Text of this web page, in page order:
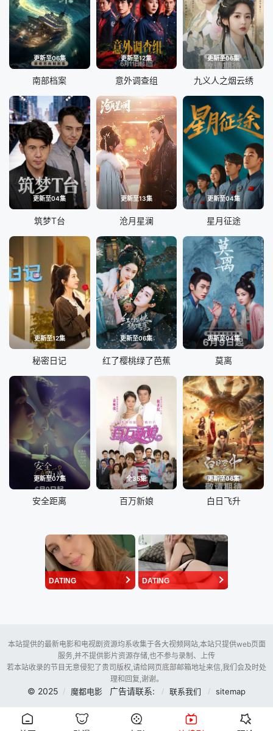
更新至06集
南部档案
更新至12集
意外调查组
更新至06集
九义人之烟云绣
更新至04集
筑梦T台
更新至13集
沧月星澜
更新至04集
星月征途
更新至12集
秘密日记
更新至06集
红了樱桃绿了芭蕉
更新至04集
莫离
更新至07集
安全距离
全35集
百万新娘
更新至06集
白日飞升
DATING DATING
本站提供的最新电影和电视剧资源均系收集于各大视频网站,本站只提供web页面
服务,并不提供影片资源存储,也不参与录制、上传
若本站收录的节目无意侵犯了贵司版权,请给网页底部邮箱地址来信,我们会及时处
理和回复,谢谢。
© 2025 魔都电影 广告请联系: 联系我们 sitemap